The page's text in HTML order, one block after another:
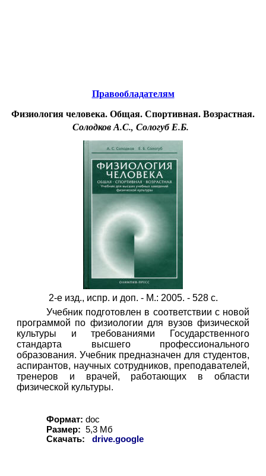
Правообладателям
Физиология человека. Общая. Спортивная. Возрастная.
Солодков А.С., Сологуб Е.Б.
2-е изд., испр. и доп. - М.: 2005. - 528 с.
Учебник подготовлен в соответствии с новой
программой по физиологии для вузов физической
культуры и требованиями Государственного
стандарта высшего профессионального
образования. Учебник предназначен для студентов,
аспирантов, научных сотрудников, преподавателей,
тренеров и врачей, работающих в области
физической культуры.
Формат: doc
Размер: 5,3 Мб
Скачать:
drive.google